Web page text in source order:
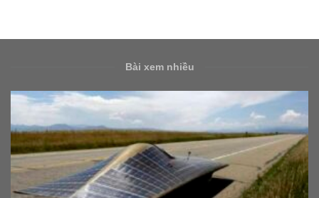
Bài xem nhiều